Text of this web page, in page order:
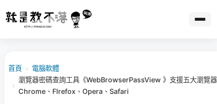
首頁 › 電腦軟體
›
瀏覽器密碼查詢工具《WebBrowserPassView 》支援五大瀏覽
Chrome、FIrefox、Opera、Safari